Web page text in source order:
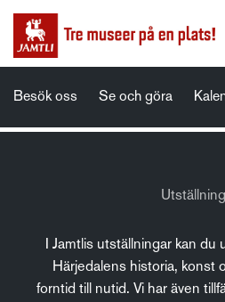
Besök oss Se och göra
I Jamtlis utställningar kan du
Härjedalens historia, konst
forntid till nutid. Vi har även